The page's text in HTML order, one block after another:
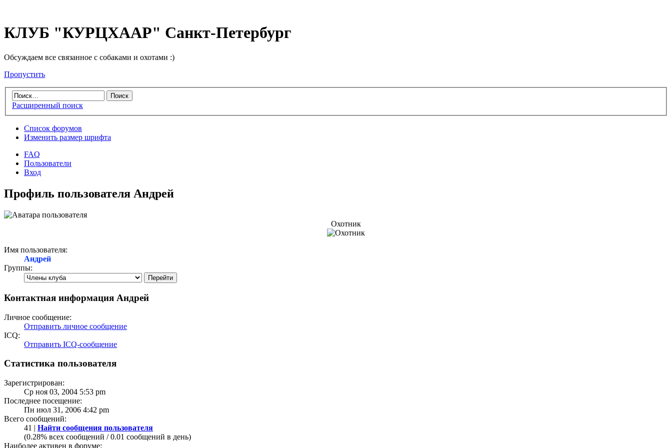
КЛУБ "КУРЦХААР" Санкт-Петербург
Обсуждаем все связанное с собаками и охотами :)
Пропустить
Расширенный поиск
Список форумов
Изменить размер шрифта
FAQ
Пользователи
Вход
Профиль пользователя Андрей
Охотник
Имя пользователя:
Андрей
Группы:
Контактная информация Андрей
Личное сообщение:
Отправить личное сообщение
ICQ:
Отправить ICQ-сообщение
Статистика пользователя
Зарегистрирован:
Ср ноя 03, 2004 5:53 pm
Последнее посещение:
Пн июл 31, 2006 4:42 pm
Всего сообщений:
41 | Найти сообщения пользователя
(0.28% всех сообщений / 0.01 сообщений в день)
Наиболее активен в форуме: